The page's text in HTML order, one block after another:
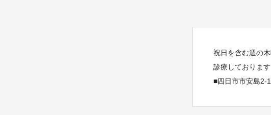
祝日を含む週の
診療しております
■四日市市安島2-